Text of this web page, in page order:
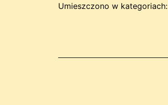
Umieszczono w kategoriach: